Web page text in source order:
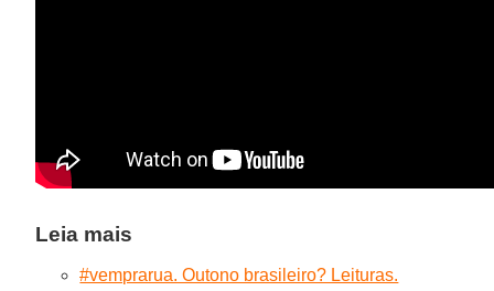
Leia mais
#vemprarua. Outono brasileiro? Leituras.